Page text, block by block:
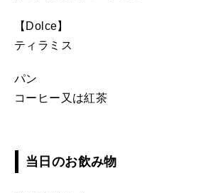
【Dolce】
ティラミス
パン
コーヒー又は紅茶
当日のお飲み物